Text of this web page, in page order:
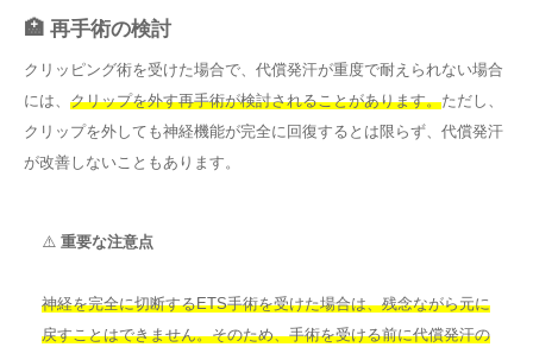
🏥 再手術の検討
クリッピング術を受けた場合で、代償発汗が重度で耐えられない場合
には、 クリップを外す再手術が検討されることがあります。ただし、
クリップを外しても神経機能が完全に回復するとは限らず、代償発汗
が改善しないこともあります。
⚠️ 重要な注意点
神経を完全に切断するETS手術を受けた場合は、残念ながら元に
戻すことはできません。そのため、手術を受ける前に代償発汗の